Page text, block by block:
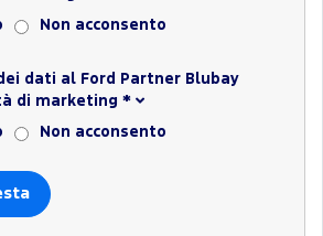
Non acconsento
dati al Ford Partner Blubay
di marketing *
Non acconsento